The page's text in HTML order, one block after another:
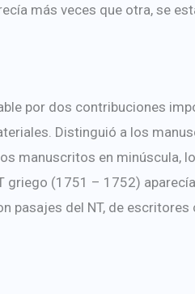
más veces que otra, se
por dos contribuciones
Distinguió a los
manuscritos en minúscula,
griego (1751 – 1752)
pasajes del NT, de